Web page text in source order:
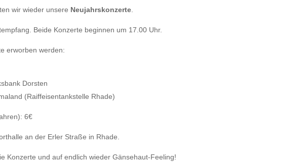
wir wieder unsere Neujahrskonzerte.
Beide Konzerte beginnen um 17.00 Uhr.
erworben werden:
Dorsten
(Raiffeisentankstelle Rhade)
6€
an der Erler Straße in Rhade.
Konzerte und auf endlich wieder Gänsehaut-Feeling!